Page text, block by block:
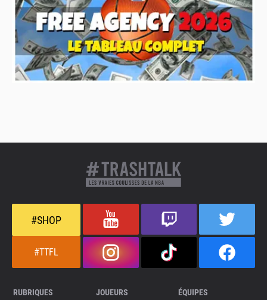
#SHOP
#TTFL
RUBRIQUES
JOUEURS ÉQUIPES